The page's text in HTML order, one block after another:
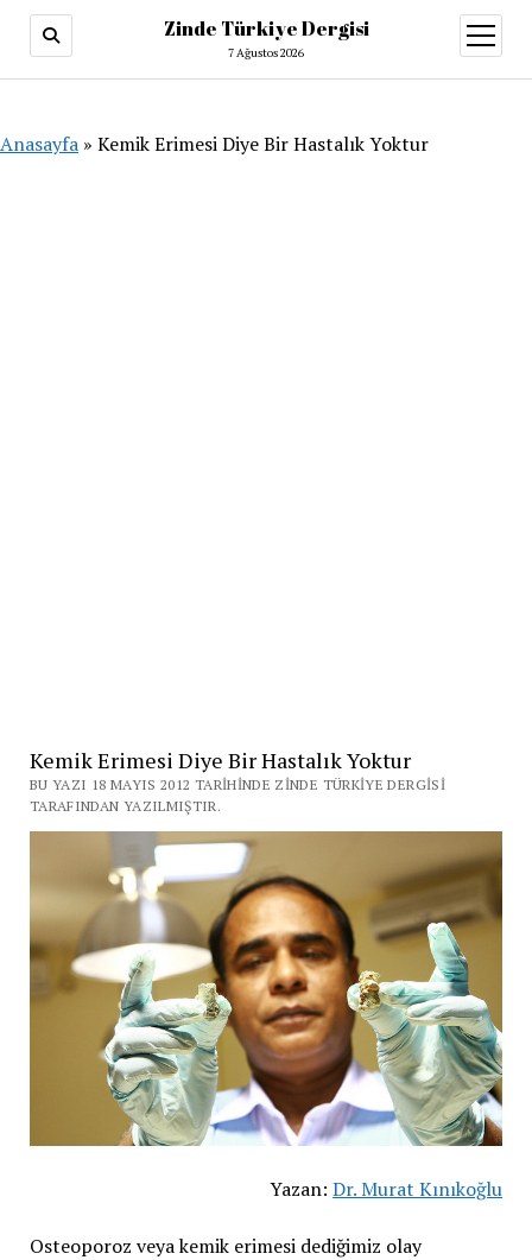
Zinde Türkiye Dergisi
7 Ağustos 2026
aç
Anasayfa » Kemik Erimesi Diye Bir Hastalık Yoktur
Kemik Erimesi Diye Bir Hastalık Yoktur
BU YAZI 18 MAYIS 2012 TARIHINDE ZINDE TÜRKIYE DERGISI
TARAFINDAN YAZILMIŞTIR.
Yazan:Dr. Murat Kınıkoğlu
Osteoporoz veya kemik erimesi dediğimiz olay